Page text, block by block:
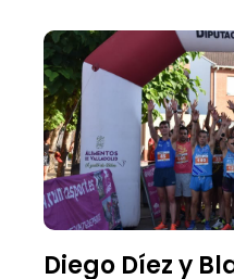
Diego Díez y